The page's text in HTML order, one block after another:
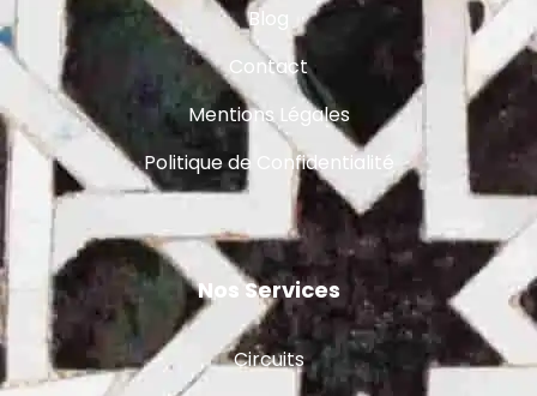
Blog
Contact
Mentions Légales
Politique de Confidentialité
Nos Services
Circuits